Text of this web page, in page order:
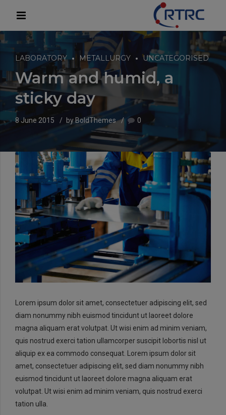
info@rtrc.in
CALL US:
+91-124-4303701/02
LABORATORY METALLURGY UNCATEGORISED
Warm and humid, a
sticky day
8 June 2015 by BoldThemes 0
Lorem ipsum dolor sit amet, consectetuer adipiscing elit, sed
diam nonummy nibh euismod tincidunt ut laoreet dolore
magna aliquam erat volutpat. Ut wisi enim ad minim veniam,
quis nostrud exerci tation ullamcorper suscipit lobortis nisl ut
aliquip ex ea commodo consequat. Lorem ipsum dolor sit
amet, consectetuer adipiscing elit, sed diam nonummy nibh
euismod tincidunt ut laoreet dolore magna aliquam erat
volutpat. Ut wisi enim ad minim veniam, quis nostrud exerci
tation ulla.